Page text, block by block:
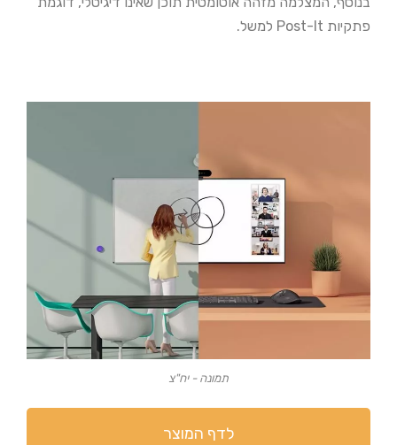
פתקיות Post-It למשל.
תמונה - יח"צ
לדף המוצר